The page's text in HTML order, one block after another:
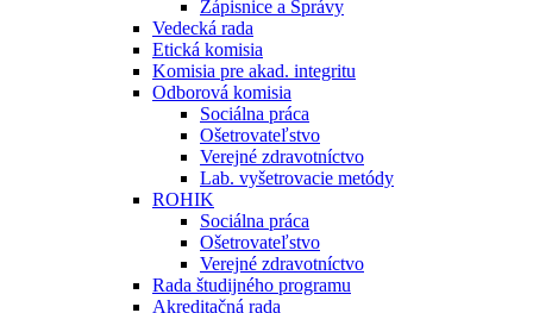
Zápisnice a Správy
Vedecká rada
Etická komisia
Komisia pre akad. integritu
Odborová komisia
Sociálna práca
Ošetrovateľstvo
Verejné zdravotníctvo
Lab. vyšetrovacie metódy
ROHIK
Sociálna práca
Ošetrovateľstvo
Verejné zdravotníctvo
Rada študijného programu
Akreditačná rada